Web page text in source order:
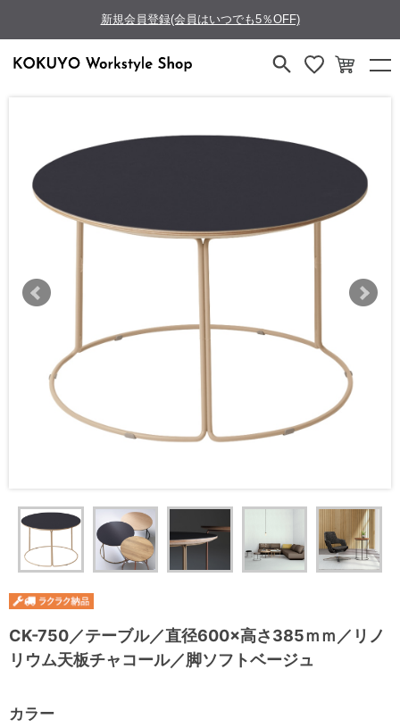
新規会員登録(会員はいつでも5％OFF)
CK-750／テーブル／直径600×高さ385ｍｍ／リノ
リウム天板チャコール／脚ソフトベージュ
カラー